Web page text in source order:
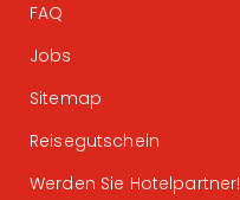
FAQ
Jobs
Sitemap
Reisegutschein
Werden Sie Hotelpartner!